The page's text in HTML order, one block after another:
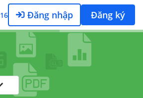
16 Đăng nhập Đăng ký